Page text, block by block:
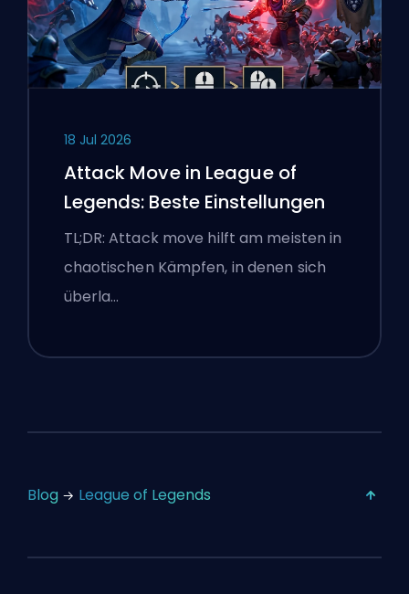
18 Jul 2026
Attack Move in League of
Legends: Beste Einstellungen
TL;DR: Attack move hilft am meisten in
chaotischen Kämpfen, in denen sich
überla…
Blog League of Legends